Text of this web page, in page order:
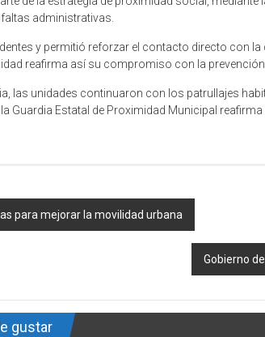
administrativas.
y permitió reforzar el contacto directo con
reafirma así su compromiso con la
las unidades continuaron con los patrullajes
Guardia Estatal de Proximidad Municipal
para mejorar la movilidad urbana
Gobierno
gustar